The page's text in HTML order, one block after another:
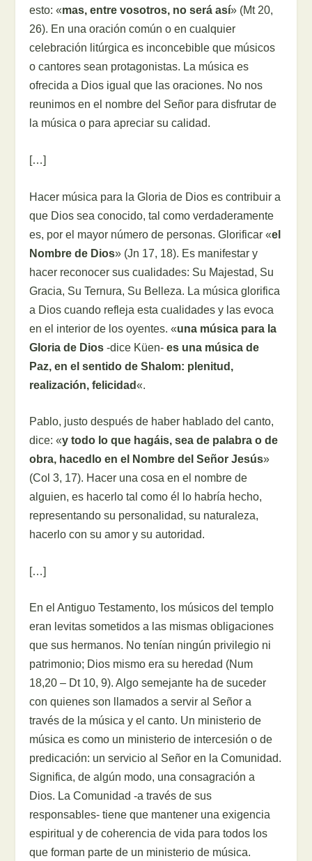
esto: «mas, entre vosotros, no será así» (Mt 20,
26). En una oración común o en cualquier
celebración litúrgica es inconcebible que músicos
o cantores sean protagonistas. La música es
ofrecida a Dios igual que las oraciones. No nos
reunimos en el nombre del Señor para disfrutar de
la música o para apreciar su calidad.
[…]
Hacer música para la Gloria de Dios es contribuir a
que Dios sea conocido, tal como verdaderamente
es, por el mayor número de personas. Glorificar «el
Nombre de Dios» (Jn 17, 18). Es manifestar y
hacer reconocer sus cualidades: Su Majestad, Su
Gracia, Su Ternura, Su Belleza. La música glorifica
a Dios cuando refleja esta cualidades y las evoca
en el interior de los oyentes. «una música para la
Gloria de Dios -dice Küen-es una música de
Paz, en el sentido de Shalom: plenitud,
realización, felicidad«.
Pablo, justo después de haber hablado del canto,
dice: «y todo lo que hagáis, sea de palabra o de
obra, hacedlo en el Nombre del Señor Jesús»
(Col 3, 17). Hacer una cosa en el nombre de
alguien, es hacerlo tal como él lo habría hecho,
representando su personalidad, su naturaleza,
hacerlo con su amor y su autoridad.
[…]
En el Antiguo Testamento, los músicos del templo
eran levitas sometidos a las mismas obligaciones
que sus hermanos. No tenían ningún privilegio ni
patrimonio; Dios mismo era su heredad (Num
18,20 – Dt 10, 9). Algo semejante ha de suceder
con quienes son llamados a servir al Señor a
través de la música y el canto. Un ministerio de
música es como un ministerio de intercesión o de
predicación: un servicio al Señor en la Comunidad.
Significa, de algún modo, una consagración a
Dios. La Comunidad -a través de sus
responsables- tiene que mantener una exigencia
espiritual y de coherencia de vida para todos los
que forman parte de un ministerio de música.